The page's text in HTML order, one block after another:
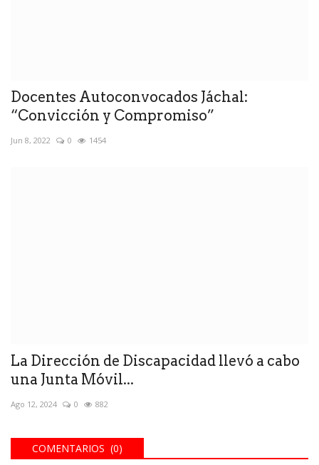
Docentes Autoconvocados Jáchal:
“Convicción y Compromiso”
Jun 8, 2022 0 1454
La Dirección de Discapacidad llevó a cabo
una Junta Móvil...
Ago 12, 2024 0 882
COMENTARIOS (0)